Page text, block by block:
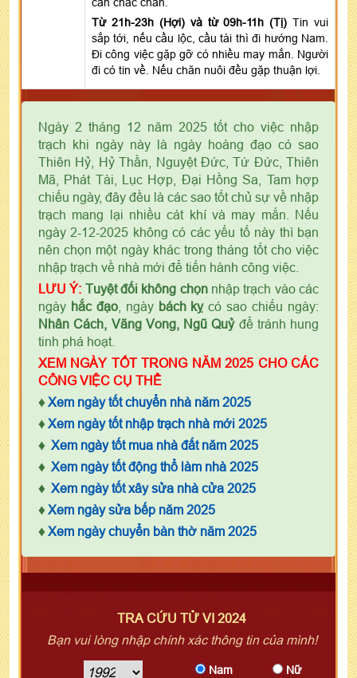
Từ 21h-23h (Hợi) và từ 09h-11h (Tị) Tin vui
sắp tới, nếu cầu lộc, cầu tài thì đi hướng Nam.
Đi công việc gặp gỡ có nhiều may mắn. Người
đi có tin về. Nếu chăn nuôi đều gặp thuận lợi.
Ngày 2 tháng 12 năm 2025 tốt cho việc nhập
trạch khi ngày này là ngày hoàng đạo có sao
Thiên Hỷ, Hỷ Thần, Nguyệt Đức, Tứ Đức, Thiên
Mã, Phát Tài, Lục Hợp, Đại Hồng Sa, Tam hợp
chiếu ngày, đây đều là các sao tốt chủ sự về nhập
trạch mang lại nhiều cát khí và may mắn. Nếu
ngày 2-12-2025 không có các yếu tố này thì bạn
nên chọn một ngày khác trong tháng tốt cho việc
nhập trạch về nhà mới để tiến hành công việc.
LƯU Ý: Tuyệt đối không chọnnhập trạch vào các
ngày hắc đạo, ngày bách kỵcó sao chiếu ngày:
Nhân Cách, Vãng Vong, Ngũ Quỷđể tránh hung
tinh phá hoạt.
XEM NGÀY TỐT TRONG NĂM 2025 CHO CÁC
CÔNG VIỆC CỤ THỂ
♦ Xem ngày tốt chuyển nhà năm 2025
♦ Xem ngày tốt nhập trạch nhà mới 2025
♦ Xem ngày tốt mua nhà đất năm 2025
♦ Xem ngày tốt động thổ làm nhà 2025
♦ Xem ngày tốt xây sửa nhà cửa 2025
♦ Xem ngày sửa bếp năm 2025
♦ Xem ngày chuyển bàn thờ năm 2025
TRA CỨU TỬ VI 2024
Bạn vui lòng nhập chính xác thông tin của mình!
Nam Nữ